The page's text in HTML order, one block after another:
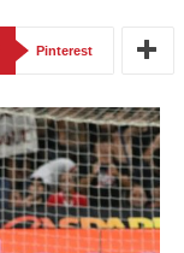
Pinterest